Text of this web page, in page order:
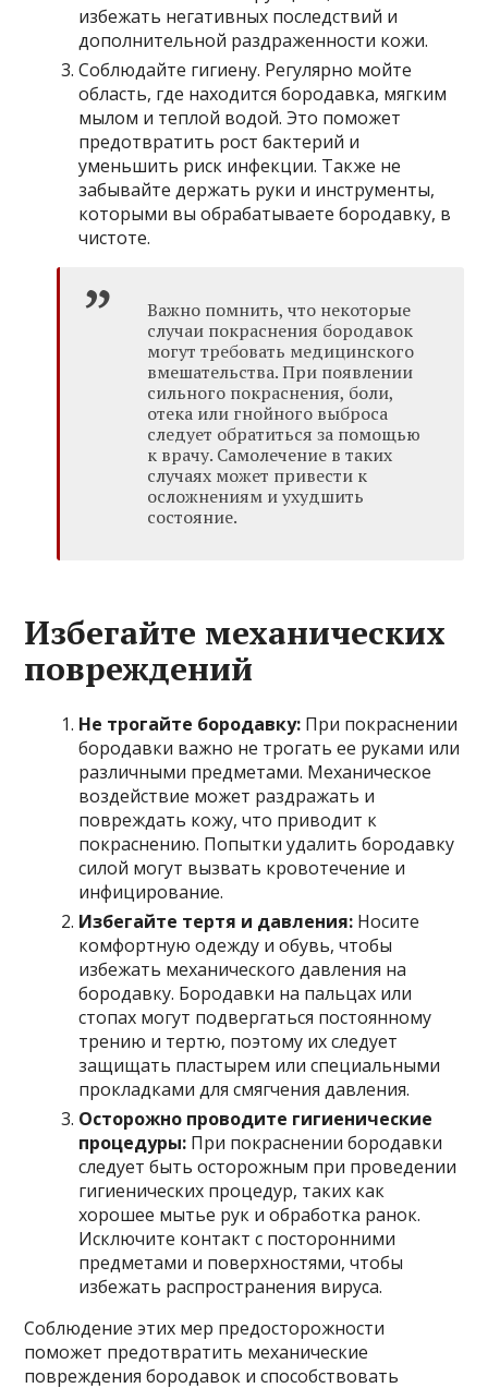
избежать негативных последствий и
дополнительной раздраженности кожи.
Соблюдайте гигиену. Регулярно мойте
область, где находится бородавка, мягким
мылом и теплой водой. Это поможет
предотвратить рост бактерий и
уменьшить риск инфекции. Также не
забывайте держать руки и инструменты,
которыми вы обрабатываете бородавку, в
чистоте.
Важно помнить, что некоторые
случаи покраснения бородавок
могут требовать медицинского
вмешательства. При появлении
сильного покраснения, боли,
отека или гнойного выброса
следует обратиться за помощью
к врачу. Самолечение в таких
случаях может привести к
осложнениям и ухудшить
состояние.
Избегайте механических
повреждений
Не трогайте бородавку: При покраснении
бородавки важно не трогать ее руками или
различными предметами. Механическое
воздействие может раздражать и
повреждать кожу, что приводит к
покраснению. Попытки удалить бородавку
силой могут вызвать кровотечение и
инфицирование.
Избегайте тертя и давления: Носите
комфортную одежду и обувь, чтобы
избежать механического давления на
бородавку. Бородавки на пальцах или
стопах могут подвергаться постоянному
трению и тертю, поэтому их следует
защищать пластырем или специальными
прокладками для смягчения давления.
Осторожно проводите гигиенические
процедуры: При покраснении бородавки
следует быть осторожным при проведении
гигиенических процедур, таких как
хорошее мытье рук и обработка ранок.
Исключите контакт с посторонними
предметами и поверхностями, чтобы
избежать распространения вируса.
Соблюдение этих мер предосторожности
поможет предотвратить механические
повреждения бородавок и способствовать